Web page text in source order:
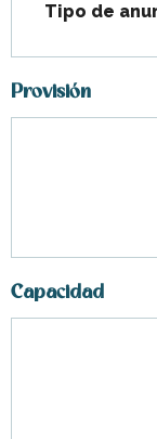
Tipo de
Provisión
Capacidad